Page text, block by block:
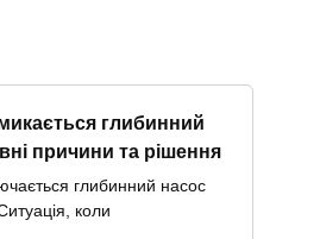
глибинний
причини та рішення
глибинний насос
коли